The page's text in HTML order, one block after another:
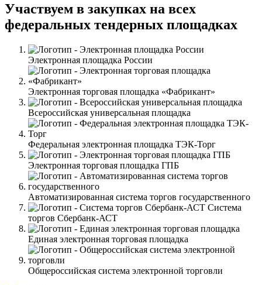
Участвуем в закупках на всех
федеральных тендерных площадках
Электронная площадка России
Электронная торговая площадка «Фабрикант»
Всероссийская универсальная площадка
Федеральная электронная площадка ТЭК-Торг
Электронная торговая площадка ГПБ
Автоматизированная система торгов государственного
Система
торгов Сбербанк-АСТ
Единая электронная торговая площадка
Общероссийская система электронной торговли